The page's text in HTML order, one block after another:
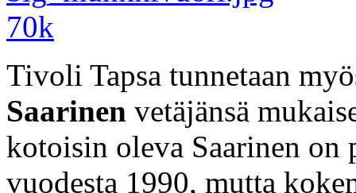
Tivoli Tapsa tunnetaan
Saarinen vetäjänsä
kotoisin oleva Saarinen on
vuodesta 1990, mutta